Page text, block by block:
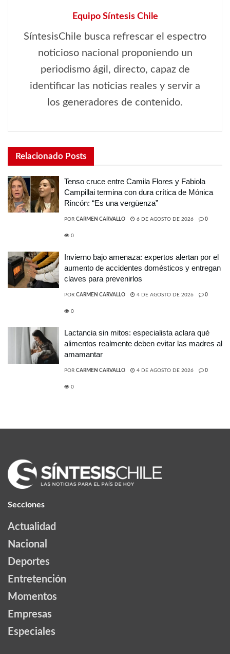
Equipo Síntesis Chile
SíntesisChile busca refrescar el espectro
noticioso nacional proponiendo un
periodismo ágil, directo, capaz de
identificar las noticias reales y servir a
los generadores de contenido.
Relacionado Posts
Tenso cruce entre Camila Flores y Fabiola
Campillai termina con dura crítica de Mónica
Rincón: “Es una vergüenza”
POR CARMEN CARVALLO 6 DE AGOSTO DE 2026 0
0
Invierno bajo amenaza: expertos alertan por el
aumento de accidentes domésticos y entregan
claves para prevenirlos
POR CARMEN CARVALLO 4 DE AGOSTO DE 2026 0
0
Lactancia sin mitos: especialista aclara qué
alimentos realmente deben evitar las madres al
amamantar
POR CARMEN CARVALLO 4 DE AGOSTO DE 2026 0
0
Secciones
Actualidad
Nacional
Deportes
Entretención
Momentos
Empresas
Especiales